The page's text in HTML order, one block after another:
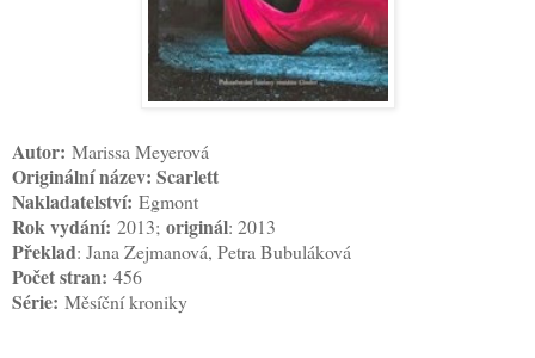
Autor: Marissa Meyerová
Originální název: Scarlett
Nakladatelství: Egmont
Rok vydání: 2013; originál: 2013
Překlad: Jana Zejmanová, Petra Bubuláková
Počet stran: 456
Série: Měsíční kroniky